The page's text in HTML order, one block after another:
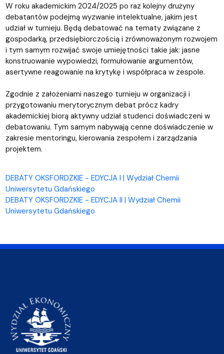
W roku akademickim 2024/2025 po raz kolejny drużyny
debatantów podejmą wyzwanie intelektualne, jakim jest
udział w turnieju. Będą debatować na tematy związane z
gospodarką, przedsiębiorczością i zrównoważonym rozwojem
i tym samym rozwijać swoje umiejętności takie jak: jasne
konstruowanie wypowiedzi, formułowanie argumentów,
asertywne reagowanie na krytykę i współpraca w zespole.
Zgodnie z założeniami naszego turnieju w organizacji i
przygotowaniu merytorycznym debat prócz kadry
akademickiej biorą aktywny udział studenci doświadczeni w
debatowaniu. Tym samym nabywają cenne doświadczenie w
zakresie mentoringu, kierowania zespołem i zarządzania
projektem.
DEBATY OKSFORDZKIE - EDYCJA I | Wydział Chemii
Uniwersytetu Gdańskiego
DEBATY OKSFORDZKIE - EDYCJA II | Wydział Chemii
Uniwersytetu Gdańskiego